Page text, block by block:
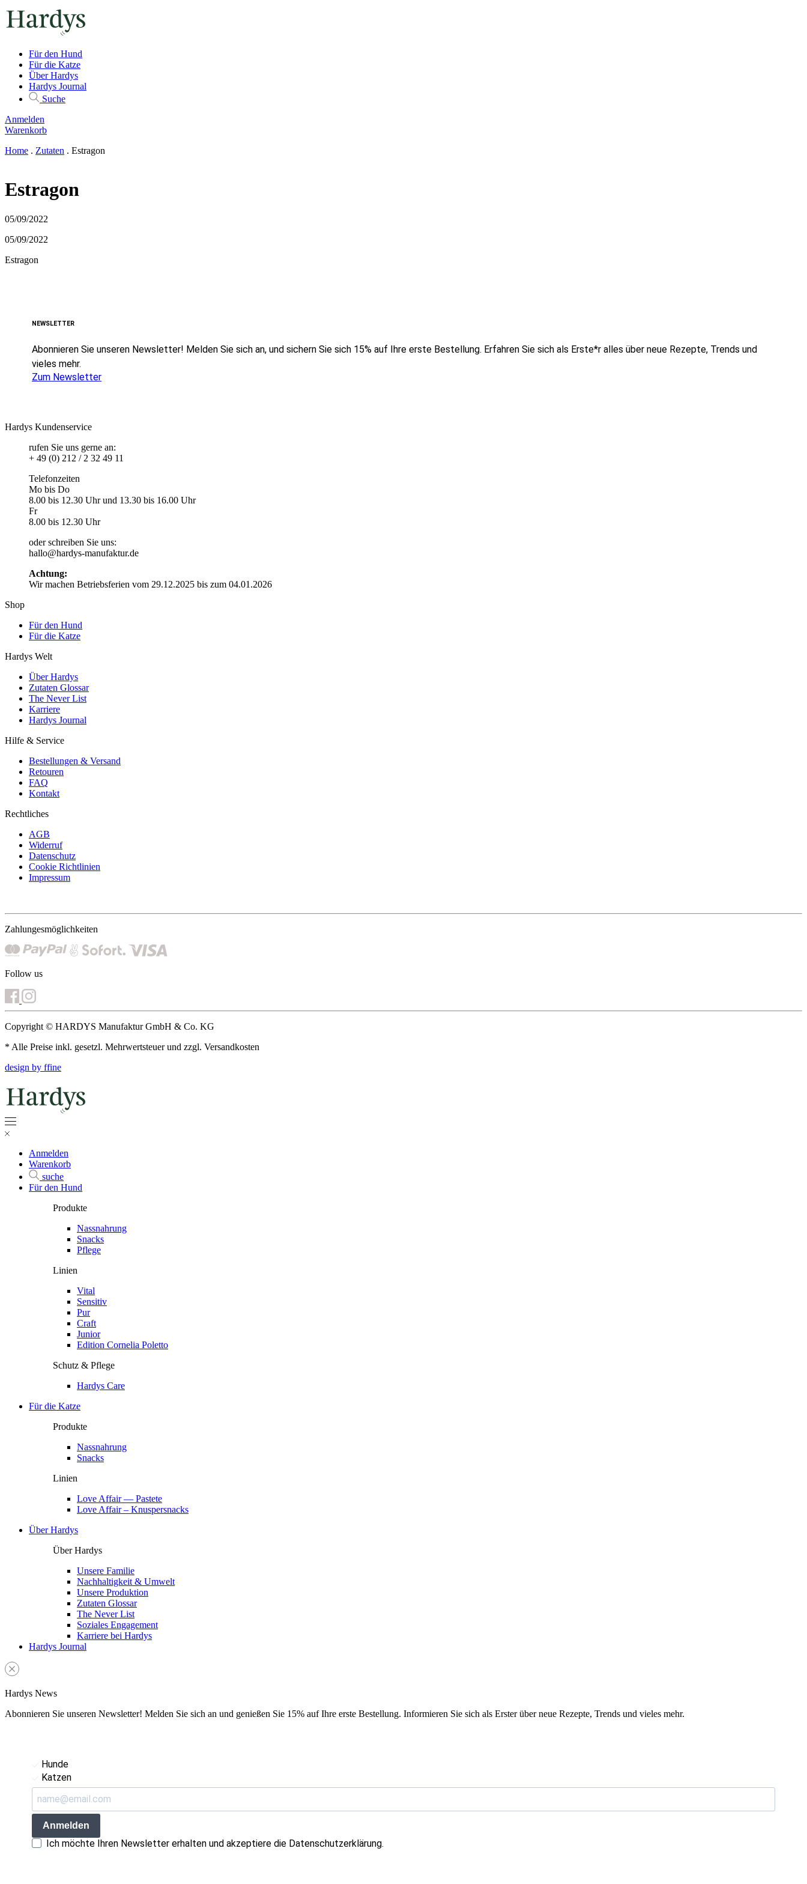
Für den Hund
Für die Katze
Über Hardys
Hardys Journal
Suche
Anmelden
Warenkorb
Home . Zutaten . Estragon
Estragon
05/09/2022
05/09/2022
Estragon
NEWSLETTER
Abonnieren Sie unseren Newsletter! Melden Sie sich an, und sichern Sie sich 15% auf Ihre erste Bestellung. Erfahren Sie sich als Erste*r alles über neue Rezepte, Trends und
vieles mehr.
Zum Newsletter
Hardys Kundenservice
rufen Sie uns gerne an:
+ 49 (0) 212 / 2 32 49 11
Telefonzeiten
Mo bis Do
8.00 bis 12.30 Uhr und 13.30 bis 16.00 Uhr
Fr
8.00 bis 12.30 Uhr
oder schreiben Sie uns:
hallo@hardys-manufaktur.de
Achtung:
Wir machen Betriebsferien vom 29.12.2025 bis zum 04.01.2026
Shop
Für den Hund
Für die Katze
Hardys Welt
Über Hardys
Zutaten Glossar
The Never List
Karriere
Hardys Journal
Hilfe & Service
Bestellungen & Versand
Retouren
FAQ
Kontakt
Rechtliches
AGB
Widerruf
Datenschutz
Cookie Richtlinien
Impressum
Zahlungesmöglichkeiten
Follow us
Copyright © HARDYS Manufaktur GmbH & Co. KG
* Alle Preise inkl. gesetzl. Mehrwertsteuer und zzgl. Versandkosten
design by ffine
Anmelden
Warenkorb
suche
Für den Hund
Produkte
Nassnahrung
Snacks
Pflege
Linien
Vital
Sensitiv
Pur
Craft
Junior
Edition Cornelia Poletto
Schutz & Pflege
Hardys Care
Für die Katze
Produkte
Nassnahrung
Snacks
Linien
Love Affair — Pastete
Love Affair – Knuspersnacks
Über Hardys
Über Hardys
Unsere Familie
Nachhaltigkeit & Umwelt
Unsere Produktion
Zutaten Glossar
The Never List
Soziales Engagement
Karriere bei Hardys
Hardys Journal
Hardys News
Abonnieren Sie unseren Newsletter! Melden Sie sich an und genießen Sie 15% auf Ihre erste Bestellung. Informieren Sie sich als Erster über neue Rezepte, Trends und vieles mehr.
Hunde
Katzen
Anmelden
Ich möchte Ihren Newsletter erhalten und akzeptiere die Datenschutzerklärung.